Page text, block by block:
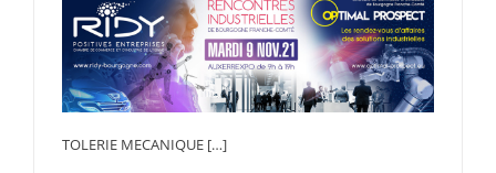
TOLERIE MECANIQUE […]